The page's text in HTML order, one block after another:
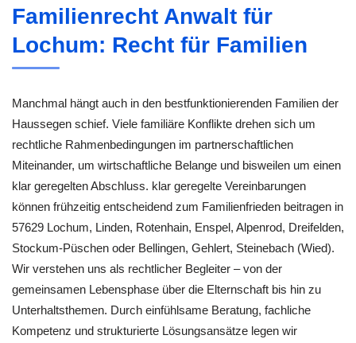
Familienrecht Anwalt für
Lochum: Recht für Familien
Manchmal hängt auch in den bestfunktionierenden Familien der
Haussegen schief. Viele familiäre Konflikte drehen sich um
rechtliche Rahmenbedingungen im partnerschaftlichen
Miteinander, um wirtschaftliche Belange und bisweilen um einen
klar geregelten Abschluss. klar geregelte Vereinbarungen
können frühzeitig entscheidend zum Familienfrieden beitragen in
57629 Lochum, Linden, Rotenhain, Enspel, Alpenrod, Dreifelden,
Stockum-Püschen oder Bellingen, Gehlert, Steinebach (Wied).
Wir verstehen uns als rechtlicher Begleiter – von der
gemeinsamen Lebensphase über die Elternschaft bis hin zu
Unterhaltsthemen. Durch einfühlsame Beratung, fachliche
Kompetenz und strukturierte Lösungsansätze legen wir